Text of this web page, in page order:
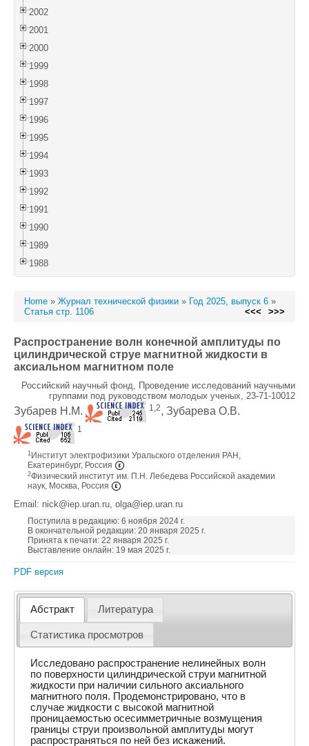
2002
2001
2000
1999
1998
1997
1996
1995
1994
1993
1992
1991
1990
1989
1988
Home » Журнал технической физики » Год 2025, выпуск 6 »
Статья стр. 1106
<<< >>>
Распространение волн конечной амплитуды по
цилиндрической струе магнитной жидкости в
аксиальном магнитном поле
Российский научный фонд, Проведение исследований научными
группами под руководством молодых ученых, 23-71-10012
Зубарев Н.М. 1,2, Зубарева О.В.
1
1 Институт электрофизики Уральского отделения РАН,
Екатеринбург, Россия
2Физический институт им. П.Н. Лебедева Российской академии
наук, Москва, Россия
Email: nick@iep.uran.ru, olga@iep.uran.ru
Поступила в редакцию: 6 ноября 2024 г.
В окончательной редакции: 20 января 2025 г.
Принята к печати: 22 января 2025 г.
Выставление онлайн: 19 мая 2025 г.
PDF версия
Абстракт Литература
Статистика просмотров
Исследовано распространение нелинейных волн
по поверхности цилиндрической струи магнитной
жидкости при наличии сильного аксиального
магнитного поля. Продемонстрировано, что в
случае жидкости с высокой магнитной
проницаемостью осесимметричные возмущения
границы струи произвольной амплитуды могут
распространяться по ней без искажений.